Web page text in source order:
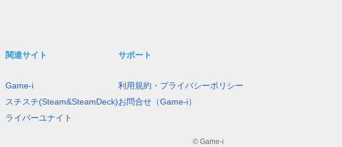
関連サイト
Game-i
スチスチ(Steam&SteamDeck)
ライバーユナイト
サポート
利用規約・プライバシーポリシー
お問合せ（Game-i）
© Game-i